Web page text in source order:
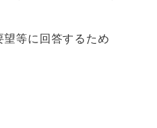
等に回答するため